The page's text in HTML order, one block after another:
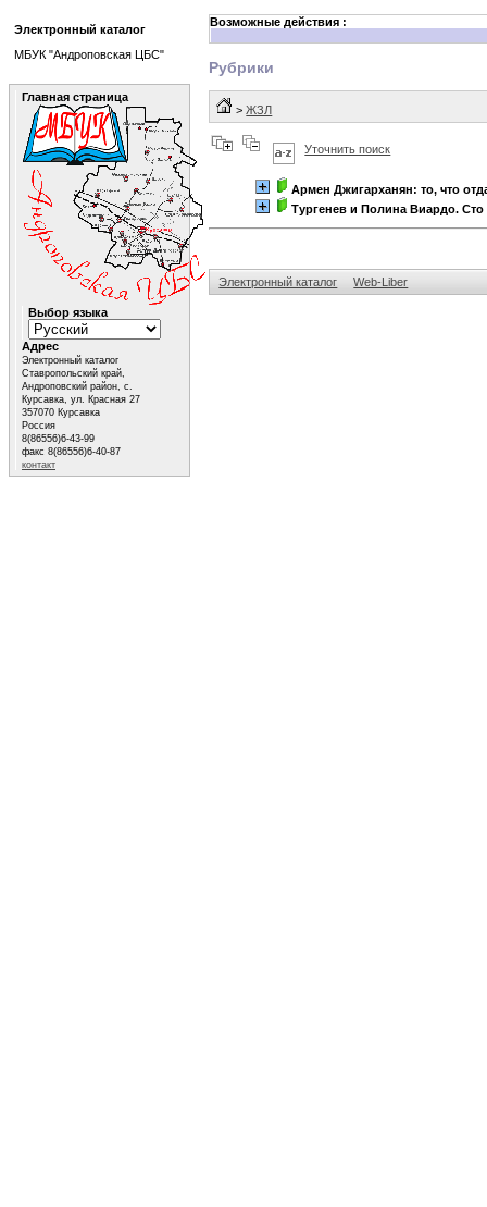
Возможные действия :
Рубрики
>ЖЗЛ
Уточнить поиск
Армен Джигарханян: то, что
Тургенев и Полина Виардо.
Электронный каталог Web-Liber
Электронный каталог
МБУК "Андроповская ЦБС"
Главная страница
Выбор языка
Адрес
Электронный каталог
Ставропольский край,
Андроповский район, с.
Курсавка, ул. Красная 27
357070 Курсавка
Россия
8(86556)6-43-99
факс 8(86556)6-40-87
контакт